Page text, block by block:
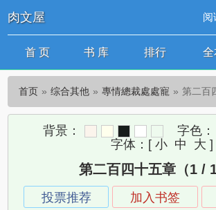
肉文屋 阅
首 页 书 库 排行 全
首页 综合其他 專情總裁處處寵 第二百
背景：
字色：
字体： [ 小 中 大 ]
第二百四十五章（1 / 1
投票推荐 加入书签